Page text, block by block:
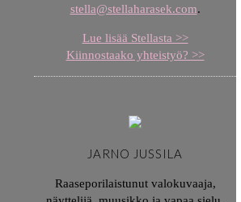
stella@stellaharasek.com.
Lue lisää Stellasta >>
Kiinnostaako yhteistyö? >>
JARNO JUSSILA
Raaseporilaistunut valokuvaaja,